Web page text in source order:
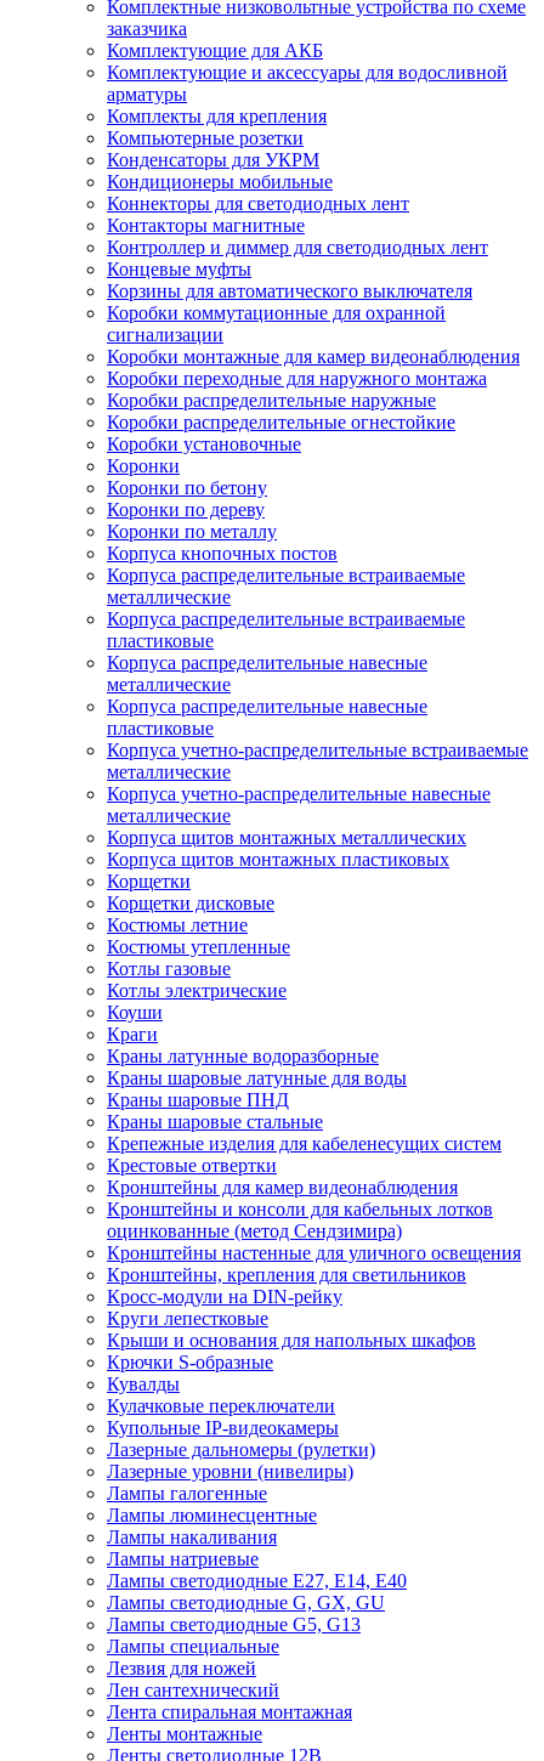
Комплектные низковольтные устройства по схеме
заказчика
Комплектующие для АКБ
Комплектующие и аксессуары для водосливной
арматуры
Комплекты для крепления
Компьютерные розетки
Конденсаторы для УКРМ
Кондиционеры мобильные
Коннекторы для светодиодных лент
Контакторы магнитные
Контроллер и диммер для светодиодных лент
Концевые муфты
Корзины для автоматического выключателя
Коробки коммутационные для охранной
сигнализации
Коробки монтажные для камер видеонаблюдения
Коробки переходные для наружного монтажа
Коробки распределительные наружные
Коробки распределительные огнестойкие
Коробки установочные
Коронки
Коронки по бетону
Коронки по дереву
Коронки по металлу
Корпуса кнопочных постов
Корпуса распределительные встраиваемые
металлические
Корпуса распределительные встраиваемые
пластиковые
Корпуса распределительные навесные
металлические
Корпуса распределительные навесные
пластиковые
Корпуса учетно-распределительные встраиваемые
металлические
Корпуса учетно-распределительные навесные
металлические
Корпуса щитов монтажных металлических
Корпуса щитов монтажных пластиковых
Корщетки
Корщетки дисковые
Костюмы летние
Костюмы утепленные
Котлы газовые
Котлы электрические
Коуши
Краги
Краны латунные водоразборные
Краны шаровые латунные для воды
Краны шаровые ПНД
Краны шаровые стальные
Крепежные изделия для кабеленесущих систем
Крестовые отвертки
Кронштейны для камер видеонаблюдения
Кронштейны и консоли для кабельных лотков
оцинкованные (метод Сендзимира)
Кронштейны настенные для уличного освещения
Кронштейны, крепления для светильников
Кросс-модули на DIN-рейку
Круги лепестковые
Крыши и основания для напольных шкафов
Крючки S-образные
Кувалды
Кулачковые переключатели
Купольные IP-видеокамеры
Лазерные дальномеры (рулетки)
Лазерные уровни (нивелиры)
Лампы галогенные
Лампы люминесцентные
Лампы накаливания
Лампы натриевые
Лампы светодиодные E27, E14, E40
Лампы светодиодные G, GX, GU
Лампы светодиодные G5, G13
Лампы специальные
Лезвия для ножей
Лен сантехнический
Лента спиральная монтажная
Ленты монтажные
Ленты светодиодные 12В